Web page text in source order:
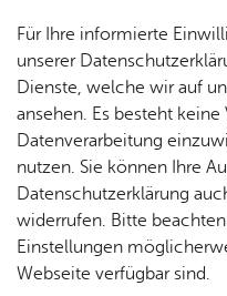
Rat­
haus &
Bür­
ger­
ser­vice
Rat­
häu­ser
& Orts­
ver­
wal­
Nach­
rich­
ten,
Vi­de­os
& Bil­
der
Me­di­
en­in­
for­ma­
tio­nen
Un­ter­künf­te
Für Ihre informierte
unserer
Dienste, welche wir auf
ansehen. Es besteht
Datenverarbeitung
nutzen. Sie können Ihre
Datenschutzerklärung
widerrufen. Bitte
Einstellungen
Webseite verfügbar sind.